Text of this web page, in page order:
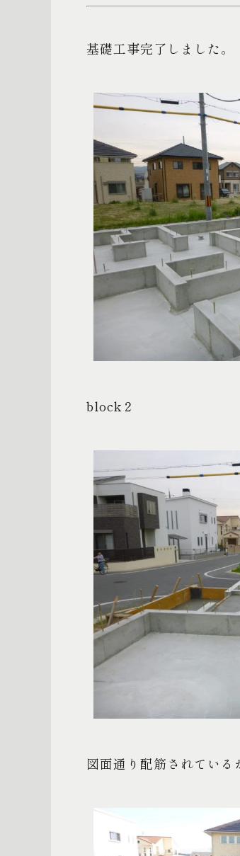
基礎工事完了しました。
block ２
図面通り配筋されている